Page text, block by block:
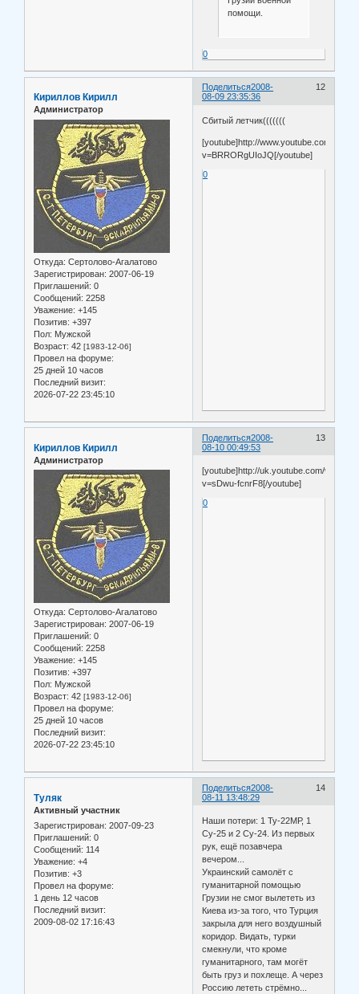
помощи.
0
Поделиться 12
2008-
08-09 23:35:36
Кириллов Кирилл
Администратор
Откуда: Сертолово-Агалатово
Зарегистрирован: 2007-06-19
Приглашений: 0
Сообщений: 2258
Уважение: +145
Позитив: +397
Пол: Мужской
Возраст: 42 [1983-12-06]
Провел на форуме:
25 дней 10 часов
Последний визит:
2026-07-22 23:45:10
Сбитый летчик(((((((
[youtube]http://www.youtube.com/
v=BRRORgUIoJQ[/youtube]
0
Поделиться 13
2008-
08-10 00:49:53
Кириллов Кирилл
Администратор
Откуда: Сертолово-Агалатово
Зарегистрирован: 2007-06-19
Приглашений: 0
Сообщений: 2258
Уважение: +145
Позитив: +397
Пол: Мужской
Возраст: 42 [1983-12-06]
Провел на форуме:
25 дней 10 часов
Последний визит:
2026-07-22 23:45:10
[youtube]http://uk.youtube.com/watch?
v=sDwu-fcnrF8[/youtube]
0
Поделиться 14
2008-
08-11 13:48:29
Туляк
Активный участник
Зарегистрирован: 2007-09-23
Приглашений: 0
Сообщений: 114
Уважение: +4
Позитив: +3
Провел на форуме:
1 день 12 часов
Последний визит:
2009-08-02 17:16:43
Наши потери: 1 Ту-22МР, 1
Су-25 и 2 Су-24. Из первых
рук, ещё позавчера
вечером...
Украинский самолёт с
гуманитарной помощью
Грузии не смог вылететь из
Киева из-за того, что Турция
закрыла для него воздушный
коридор. Видать, турки
смекнули, что кроме
гуманитарного, там могёт
быть груз и похлеще. А через
Россию лететь стрёмно...